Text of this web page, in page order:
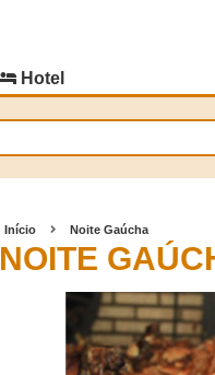
Hotel
Início Noite Gaúcha
NOITE